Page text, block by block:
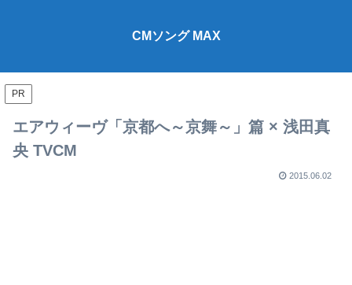
CMソング MAX
PR
エアウィーヴ「京都へ～京舞～」篇 × 浅田真
央 TVCM
2015.06.02